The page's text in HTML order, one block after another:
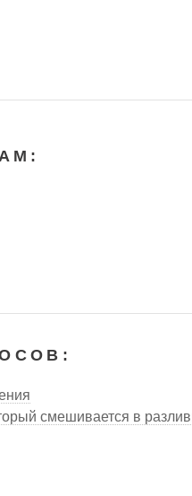
смешивается в